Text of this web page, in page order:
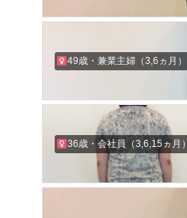
49歳・兼業主婦（3,6ヵ月）
36歳・会社員（3,6,15ヵ月）